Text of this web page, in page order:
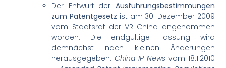
Der Entwurf der Ausführungsbestimmungen
zum Patentgesetz ist am 30. Dezember 2009
vom Staatsrat der VR China angenommen
worden. Die endgültige Fassung wird
demnächst nach kleinen Änderungen
herausgegeben.China IP Newsvom 18.1.2010